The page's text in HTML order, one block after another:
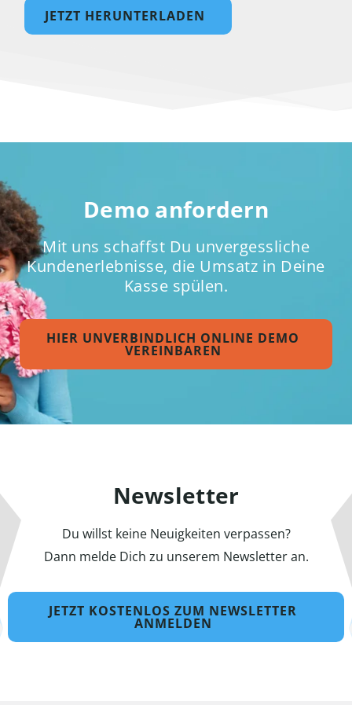
JETZT HERUNTERLADEN
Demo anfordern
Mit uns schaffst Du unvergessliche
Kundenerlebnisse, die Umsatz in Deine
Kasse spülen.
HIER UNVERBINDLICH ONLINE DEMO
VEREINBAREN
Newsletter
Du willst keine Neuigkeiten verpassen?
Dann melde Dich zu unserem Newsletter an.
JETZT KOSTENLOS ZUM NEWSLETTER
ANMELDEN